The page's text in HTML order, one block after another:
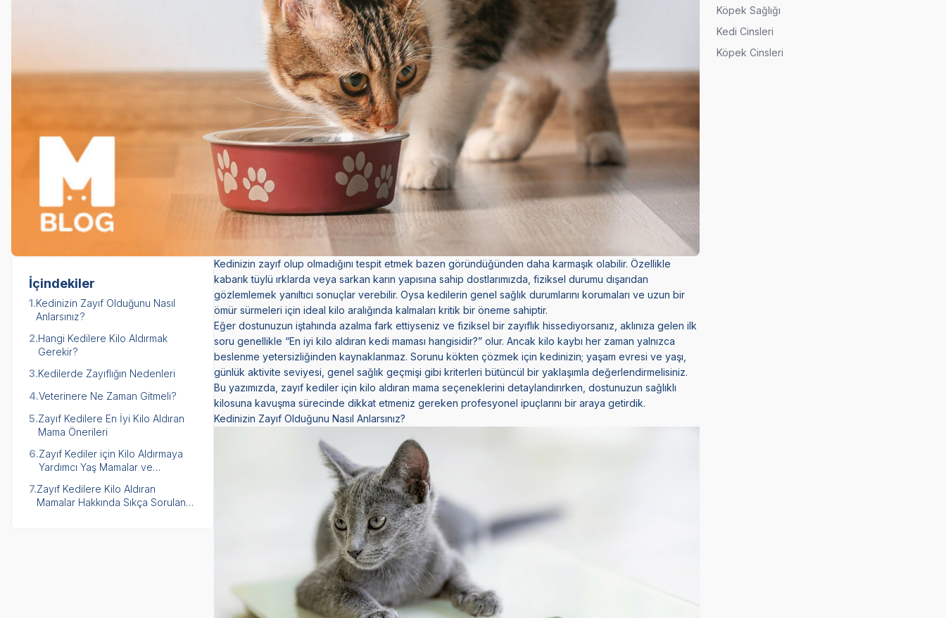
İçindekiler
1.Kedinizin Zayıf Olduğunu Nasıl
Anlarsınız?
2.Hangi Kedilere Kilo Aldırmak
Gerekir?
3.Kedilerde Zayıflığın Nedenleri
4.Veterinere Ne Zaman Gitmeli?
5.Zayıf Kedilere En İyi Kilo Aldıran
Mama Önerileri
6.Zayıf Kediler için Kilo Aldırmaya
Yardımcı Yaş Mamalar ve
7.Zayıf Kedilere Kilo Aldıran
Mamalar Hakkında Sıkça Sorulan
Kedinizin zayıf olup olmadığını tespit etmek bazen göründüğünden daha karmaşık olabilir. Özellikle
kabarık tüylü ırklarda veya sarkan karın yapısına sahip dostlarımızda, fiziksel durumu dışarıdan
gözlemlemek yanıltıcı sonuçlar verebilir. Oysa kedilerin genel sağlık durumlarını korumaları ve uzun bir
ömür sürmeleri için ideal kilo aralığında kalmaları kritik bir öneme sahiptir.
Eğer dostunuzun iştahında azalma fark ettiyseniz ve fiziksel bir zayıflık hissediyorsanız, aklınıza gelen ilk
soru genellikle “En iyi kilo aldıran kedi maması hangisidir?” olur. Ancak kilo kaybı her zaman yalnızca
beslenme yetersizliğinden kaynaklanmaz. Sorunu kökten çözmek için kedinizin; yaşam evresi ve yaşı,
günlük aktivite seviyesi, genel sağlık geçmişi gibi kriterleri bütüncül bir yaklaşımla değerlendirmelisiniz.
Bu yazımızda, zayıf kediler için kilo aldıran mama seçeneklerini detaylandırırken, dostunuzun sağlıklı
kilosuna kavuşma sürecinde dikkat etmeniz gereken profesyonel ipuçlarını bir araya getirdik.
Kedinizin Zayıf Olduğunu Nasıl Anlarsınız?
Köpek Sağlığı
Kedi Cinsleri
Köpek Cinsleri